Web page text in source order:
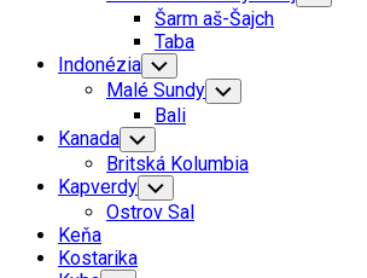
Child
Šarm aš-Šajch
Taba
Indonézia Toggle
Child
Menu
Malé Sundy Toggle
Child
Bali
Kanada Toggle
Child
Menu
Britská Kolumbia
Kapverdy Toggle
Child
Menu
Ostrov Sal
Keňa
Kostarika